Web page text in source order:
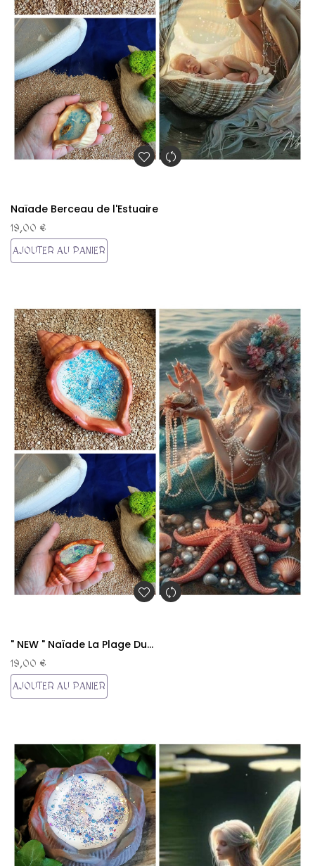
Naïade Berceau de l'Estuaire
19,00 €
AJOUTER AU PANIER
" NEW " Naïade La Plage Du...
19,00 €
AJOUTER AU PANIER